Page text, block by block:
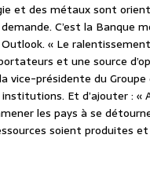
et des métaux sont
C’est la Banque
« Le
et une source
vice-présidente du
Et d’ajouter : «
les pays à se
soient produites